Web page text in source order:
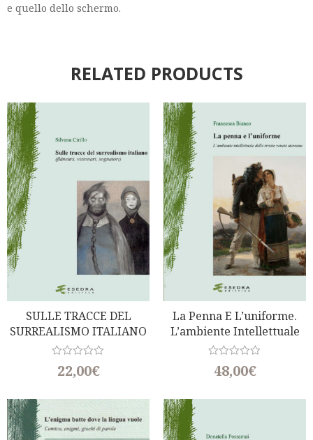
e quello dello schermo.
RELATED PRODUCTS
SULLE TRACCE DEL
SURREALISMO ITALIANO
(flâneurs, Visionari,
22,00€
R
o
u
La Penna E L’uniforme.
L’ambiente Intellettuale
Delle Riviste Venete
48,00€
u